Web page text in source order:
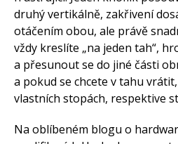
druhý vertikálně, zakřivení
otáčením obou, ale právě
vždy kreslíte „na jeden tah“,
a přesunout se do jiné části
a pokud se chcete v tahu
vlastních stopách, respektive
Na oblíbeném blogu o